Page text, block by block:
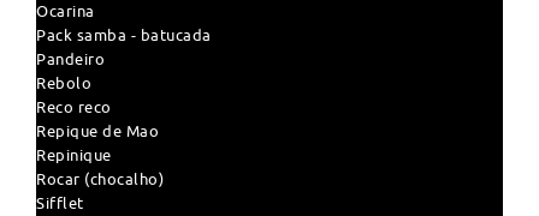
Ocarina
Pack samba - batucada
Pandeiro
Rebolo
Reco reco
Repique de Mao
Repinique
Rocar (chocalho)
Sifflet